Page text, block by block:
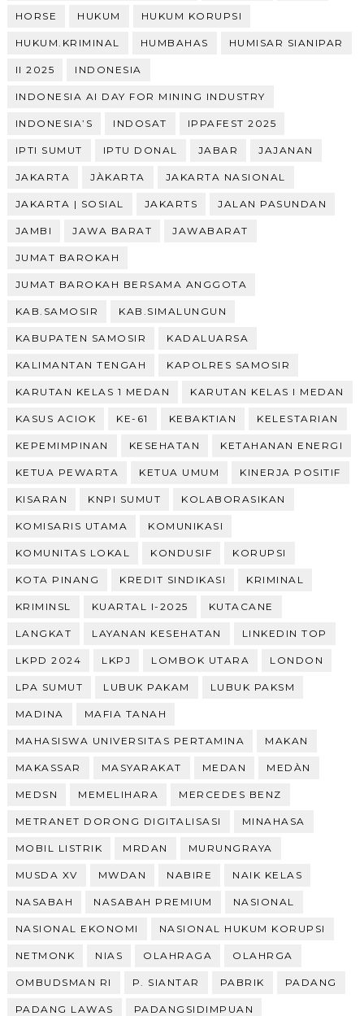
HORSE HUKUM HUKUM KORUPSI
HUKUM.KRIMINAL HUMBAHAS HUMISAR SIANIPAR
II 2025 INDONESIA
INDONESIA AI DAY FOR MINING INDUSTRY
INDONESIA’S INDOSAT IPPAFEST 2025
IPTI SUMUT IPTU DONAL JABAR JAJANAN
JAKARTA JÀKARTA JAKARTA NASIONAL
JAKARTA | SOSIAL JAKARTS JALAN PASUNDAN
JAMBI JAWA BARAT JAWABARAT
JUMAT BAROKAH
JUMAT BAROKAH BERSAMA ANGGOTA
KAB.SAMOSIR KAB.SIMALUNGUN
KABUPATEN SAMOSIR KADALUARSA
KALIMANTAN TENGAH KAPOLRES SAMOSIR
KARUTAN KELAS 1 MEDAN KARUTAN KELAS I MEDAN
KASUS ACIOK KE-61 KEBAKTIAN KELESTARIAN
KEPEMIMPINAN KESEHATAN KETAHANAN ENERGI
KETUA PEWARTA KETUA UMUM KINERJA POSITIF
KISARAN KNPI SUMUT KOLABORASIKAN
KOMISARIS UTAMA KOMUNIKASI
KOMUNITAS LOKAL KONDUSIF KORUPSI
KOTA PINANG KREDIT SINDIKASI KRIMINAL
KRIMINSL KUARTAL I-2025 KUTACANE
LANGKAT LAYANAN KESEHATAN LINKEDIN TOP
LKPD 2024 LKPJ LOMBOK UTARA LONDON
LPA SUMUT LUBUK PAKAM LUBUK PAKSM
MADINA MAFIA TANAH
MAHASISWA UNIVERSITAS PERTAMINA MAKAN
MAKASSAR MASYARAKAT MEDAN MEDÀN
MEDSN MEMELIHARA MERCEDES BENZ
METRANET DORONG DIGITALISASI MINAHASA
MOBIL LISTRIK MRDAN MURUNGRAYA
MUSDA XV MWDAN NABIRE NAIK KELAS
NASABAH NASABAH PREMIUM NASIONAL
NASIONAL EKONOMI NASIONAL HUKUM KORUPSI
NETMONK NIAS OLAHRAGA OLAHRGA
OMBUDSMAN RI P. SIANTAR PABRIK PADANG
PADANG LAWAS PADANGSIDIMPUAN